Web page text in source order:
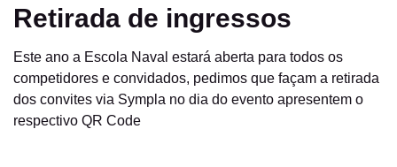
Retirada de ingressos
Este ano a Escola Naval estará aberta para todos os
competidores e convidados, pedimos que façam a retirada
dos convites via Sympla no dia do evento apresentem o
respectivo QR Code